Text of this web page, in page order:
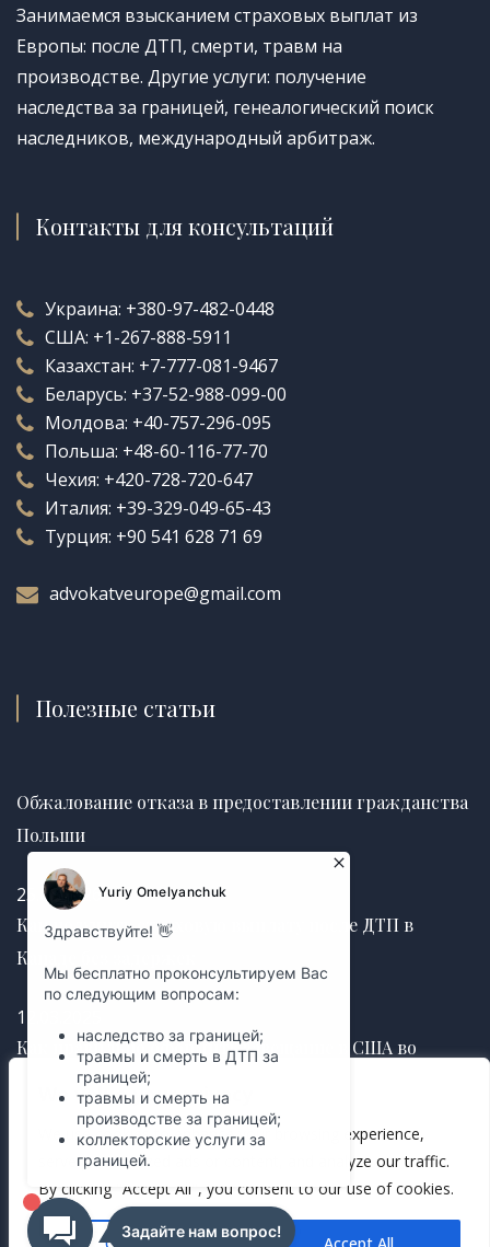
We value your privacy
We use cookies to enhance your browsing experience,
serve personalized ads or content, and analyze our traffic.
By clicking "Accept All", you consent to our use of cookies.
Занимаемся взысканием страховых выплат из
Европы: после ДТП, смерти, травм на
производстве. Другие услуги: получение
наследства за границей, генеалогический поиск
наследников, международный арбитраж.
Контакты для консультаций
Украина: +380-97-482-0448
США: +1-267-888-5911
Казахстан: +7-777-081-9467
Беларусь: +37-52-988-099-00
Молдова: +40-757-296-095
Польша: +48-60-116-77-70
Чехия: +420-728-720-647
Италия: +39-329-049-65-43
Турция: +90 541 628 71 69
advokatveurope@gmail.com
Полезные статьи
Обжалование отказа в предоставлении гражданства
Польши
25.06.2026
Как получить страховую выплату после ДТП в
Канаде без задержек
12.03.2025
Как правильно оформить завещание в США во
избежание судебных споров
12.03.2025